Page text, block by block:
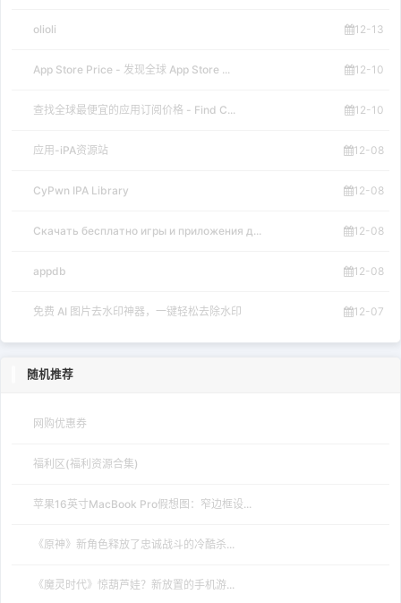
olioli 12-13
App Store Price - 发现全球 App Store ... 12-10
查找全球最便宜的应用订阅价格 - Find C... 12-10
应用-iPA资源站 12-08
CyPwn IPA Library 12-08
Скачать бесплатно игры и приложения д... 12-08
appdb 12-08
免费 AI 图片去水印神器，一键轻松去除水印 12-07
随机推荐
网购优惠券
福利区(福利资源合集)
苹果16英寸MacBook Pro假想图：窄边框设...
《原神》新角色释放了忠诚战斗的冷酷杀...
《魔灵时代》惊葫芦娃？新放置的手机游...